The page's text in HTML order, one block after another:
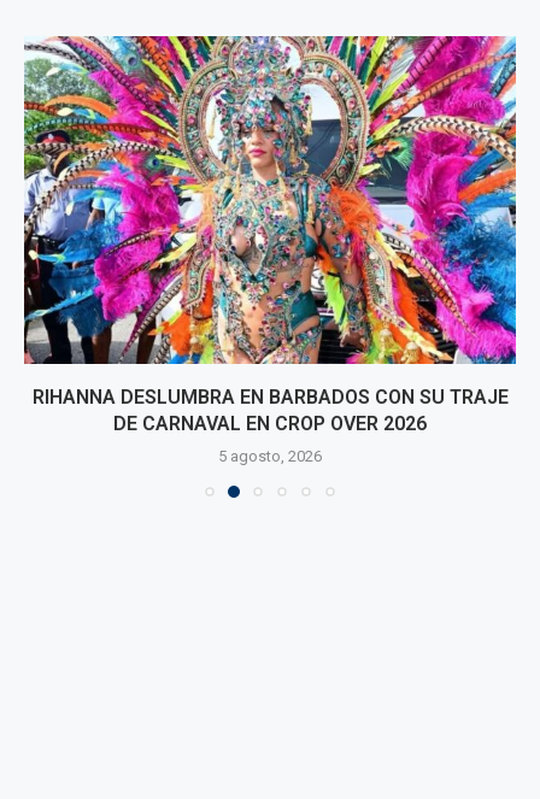
RIHANNA DESLUMBRA EN BARBADOS CON SU TRAJE
DE CARNAVAL EN CROP OVER 2026
5 agosto, 2026